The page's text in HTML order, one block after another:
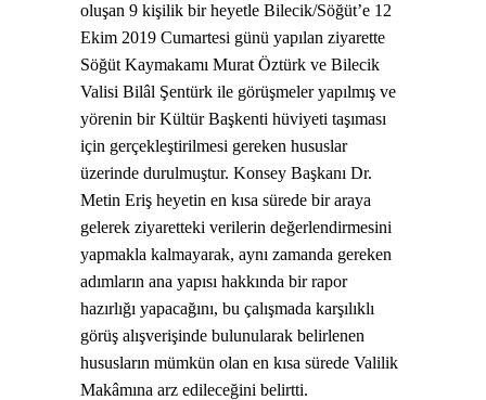
oluşan 9 kişilik bir heyetle Bilecik/Söğüt’e 12
Ekim 2019 Cumartesi günü yapılan ziyarette
Söğüt Kaymakamı Murat Öztürk ve Bilecik
Valisi Bilâl Şentürk ile görüşmeler yapılmış ve
yörenin bir Kültür Başkenti hüviyeti taşıması
için gerçekleştirilmesi gereken hususlar
üzerinde durulmuştur. Konsey Başkanı Dr.
Metin Eriş heyetin en kısa sürede bir araya
gelerek ziyaretteki verilerin değerlendirmesini
yapmakla kalmayarak, aynı zamanda gereken
adımların ana yapısı hakkında bir rapor
hazırlığı yapacağını, bu çalışmada karşılıklı
görüş alışverişinde bulunularak belirlenen
hususların mümkün olan en kısa sürede Valilik
Makâmına arz edileceğini belirtti.